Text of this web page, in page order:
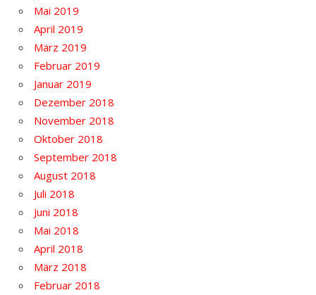
Mai 2019
April 2019
März 2019
Februar 2019
Januar 2019
Dezember 2018
November 2018
Oktober 2018
September 2018
August 2018
Juli 2018
Juni 2018
Mai 2018
April 2018
März 2018
Februar 2018